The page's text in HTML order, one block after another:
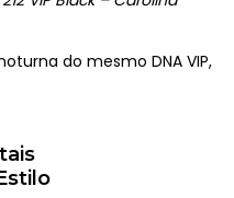
do mesmo DNA VIP,